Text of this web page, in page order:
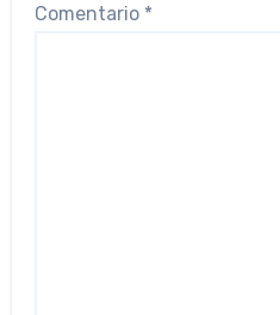
Comentario *